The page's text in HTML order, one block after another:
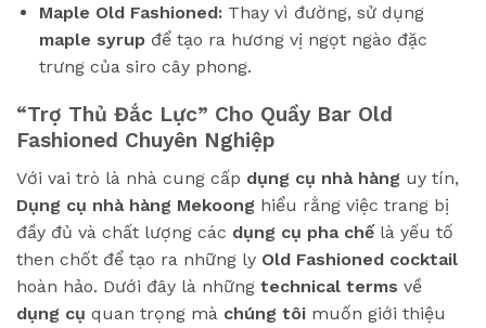
Maple Old Fashioned:Thay vì đường, sử dụng
maple syrupđể tạo ra hương vị ngọt ngào đặc
trưng của siro cây phong.
“Trợ Thủ Đắc Lực” Cho Quầy Bar Old
Fashioned Chuyên Nghiệp
Với vai trò là nhà cung cấp dụng cụ nhà hàng uy tín,
Dụng cụ nhà hàng Mekoong hiểu rằng việc trang bị
đầy đủ và chất lượng các dụng cụ pha chếlà yếu tố
then chốt để tạo ra những ly Old Fashioned cocktail
hoàn hảo. Dưới đây là những technical terms về
dụng cụ quan trọng mà chúng tôi muốn giới thiệu